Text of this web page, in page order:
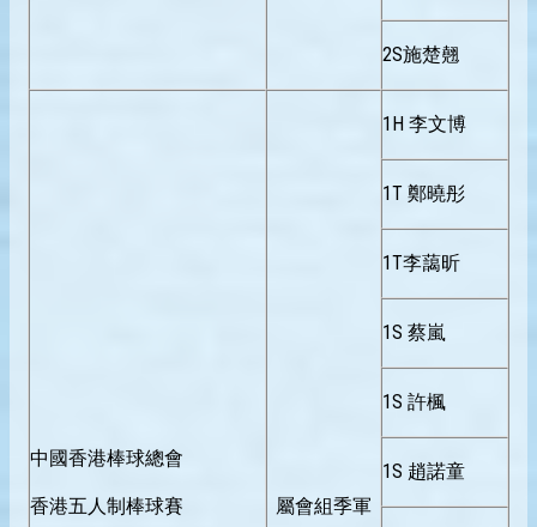
2S施楚翹
中國香港棒球總會
香港五人制棒球賽 屬會組季軍
1H 李文博
1T 鄭曉彤
1T李藹昕
1S 蔡嵐
1S 許楓
1S 趙諾童